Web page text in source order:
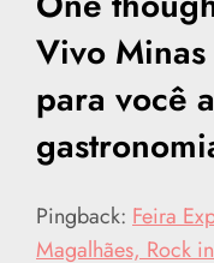
g
a
ç
o
Vivo
para você
Pingback: Feira
Magalhães, Rock